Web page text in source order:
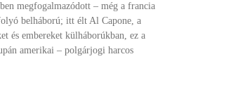
megfogalmazódott – még a francia
belháború; itt élt Al Capone, a
és embereket külháborúkban, ez a
amerikai – polgárjogi harcos